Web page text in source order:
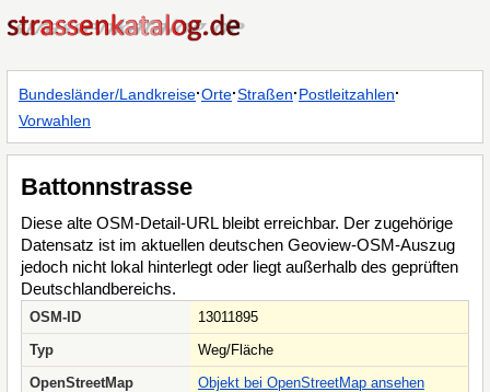
Bundesländer/Landkreise·Orte·Straßen·Postleitzahlen·
Vorwahlen
Battonnstrasse
Diese alte OSM-Detail-URL bleibt erreichbar. Der zugehörige
Datensatz ist im aktuellen deutschen Geoview-OSM-Auszug
jedoch nicht lokal hinterlegt oder liegt außerhalb des geprüften
Deutschlandbereichs.
OSM-ID
13011895
Typ
Weg/Fläche
OpenStreetMap
Objekt bei OpenStreetMap ansehen